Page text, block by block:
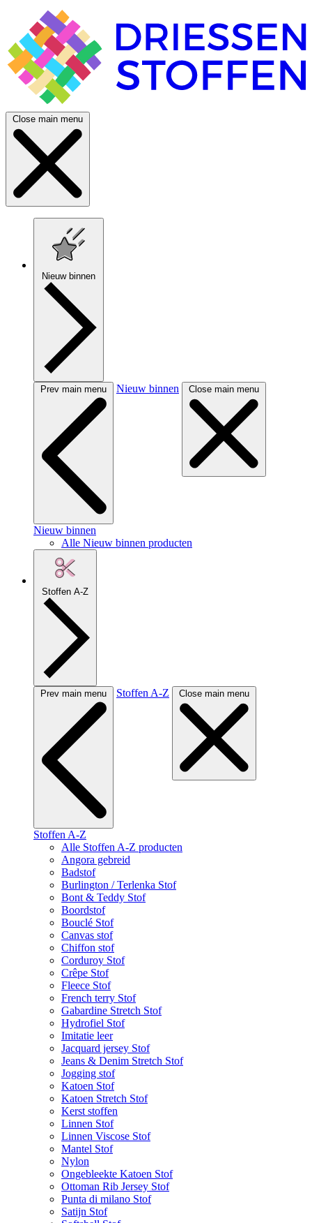
Close main menu
Nieuw binnen
Prev main menu Nieuw binnen Close main menu
Nieuw binnen
Alle Nieuw binnen producten
Stoffen A-Z
Prev main menu Stoffen A-Z Close main menu
Stoffen A-Z
Alle Stoffen A-Z producten
Angora gebreid
Badstof
Burlington / Terlenka Stof
Bont & Teddy Stof
Boordstof
Bouclé Stof
Canvas stof
Chiffon stof
Corduroy Stof
Crêpe Stof
Fleece Stof
French terry Stof
Gabardine Stretch Stof
Hydrofiel Stof
Imitatie leer
Jacquard jersey Stof
Jeans & Denim Stretch Stof
Jogging stof
Katoen Stof
Katoen Stretch Stof
Kerst stoffen
Linnen Stof
Linnen Viscose Stof
Mantel Stof
Nylon
Ongebleekte Katoen Stof
Ottoman Rib Jersey Stof
Punta di milano Stof
Satijn Stof